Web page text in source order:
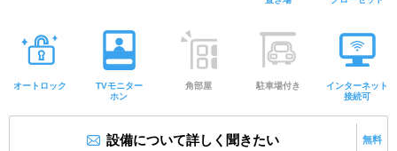
オートロック
TVモニター
ホン
角部屋 駐車場付き
インターネット
接続可
設備について詳しく聞きたい 無料